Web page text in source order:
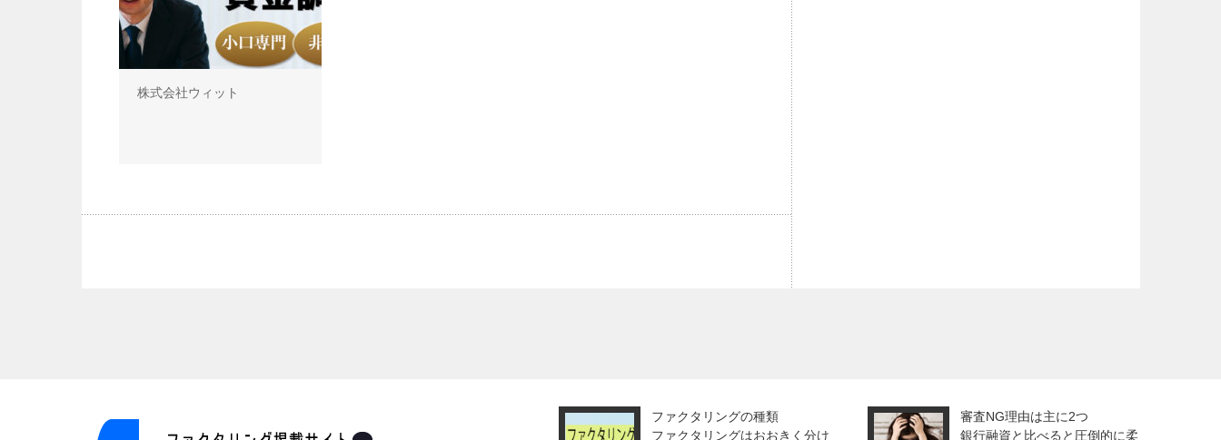
株式会社ウィット
ファクタリングの種類
ファクタリングはおおきく分け
審査NG理由は主に2つ
銀行融資と比べると圧倒的に柔